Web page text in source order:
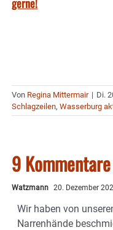
Von Regina Mittermair | Di.
Schlagzeilen, Wasserburg
9 Kommentare
Watzmann 20. Dezember
Wir haben von
Narrenhände